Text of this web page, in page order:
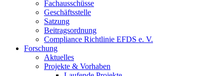
Fachausschüsse
Geschäftsstelle
Satzung
Beitragsordnung
Compliance Richtlinie EFDS e. V.
Forschung
Aktuelles
Projekte & Vorhaben